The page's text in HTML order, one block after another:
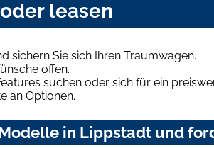
leasen
sichern Sie sich Ihren Traumwagen.
offen.
suchen oder sich für ein
an Optionen.
in Lippstadt und